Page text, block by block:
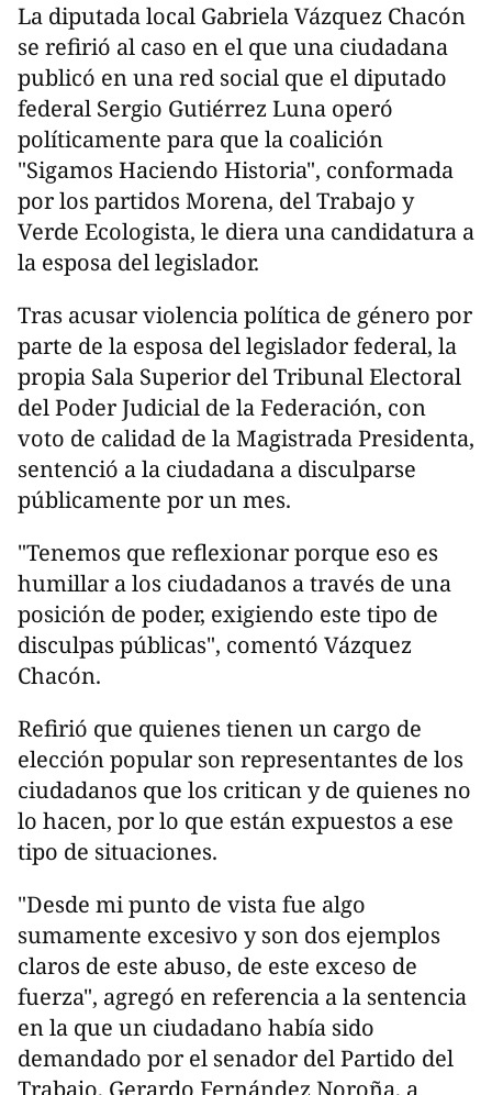
La diputada local Gabriela Vázquez Chacón
se refirió al caso en el que una ciudadana
publicó en una red social que el diputado
federal Sergio Gutiérrez Luna operó
políticamente para que la coalición
"Sigamos Haciendo Historia", conformada
por los partidos Morena, del Trabajo y
Verde Ecologista, le diera una candidatura a
la esposa del legislador.
Tras acusar violencia política de género por
parte de la esposa del legislador federal, la
propia Sala Superior del Tribunal Electoral
del Poder Judicial de la Federación, con
voto de calidad de la Magistrada Presidenta,
sentenció a la ciudadana a disculparse
públicamente por un mes.
"Tenemos que reflexionar porque eso es
humillar a los ciudadanos a través de una
posición de poder, exigiendo este tipo de
disculpas públicas", comentó Vázquez
Chacón.
Refirió que quienes tienen un cargo de
elección popular son representantes de los
ciudadanos que los critican y de quienes no
lo hacen, por lo que están expuestos a ese
tipo de situaciones.
"Desde mi punto de vista fue algo
sumamente excesivo y son dos ejemplos
claros de este abuso, de este exceso de
fuerza", agregó en referencia a la sentencia
en la que un ciudadano había sido
demandado por el senador del Partido del